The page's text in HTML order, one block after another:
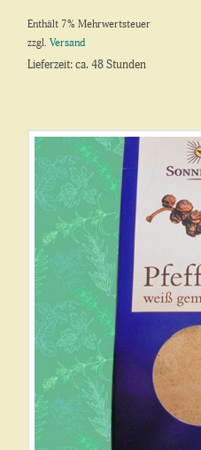
Enthält 7% Mehrwertsteuer
zzgl.Versand
Lieferzeit: ca. 48 Stunden